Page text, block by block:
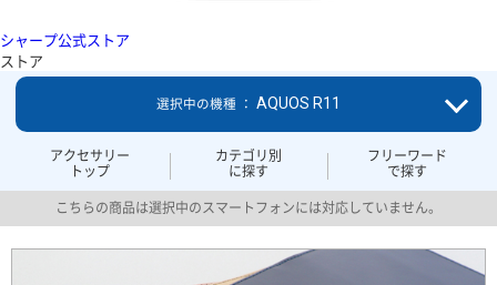
シャープ公式ストア
ストア
アクセサリー
トップ
カテゴリ別
に探す
フリーワード
で探す
選択中の機種 ： AQUOS R11
こちらの商品は選択中のスマートフォンには対応していません。